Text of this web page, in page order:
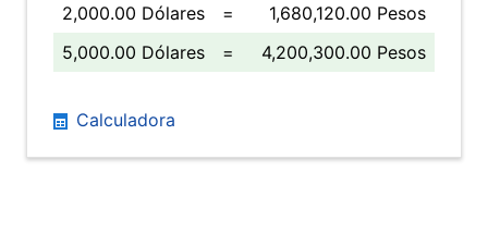
2,000.00 Dólares
=
1,680,120.00 Pesos
5,000.00 Dólares
= 4,200,300.00 Pesos
Calculadora